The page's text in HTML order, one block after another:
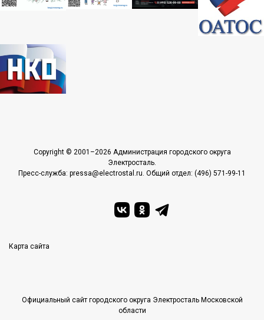
Copyright © 2001–2026 Администрация городского округа
Электросталь.
Пресс-служба: pressa@electrostal.ru. Общий отдел: (496) 571-99-11
Карта сайта
Официальный сайт городского округа Электросталь Московской
области